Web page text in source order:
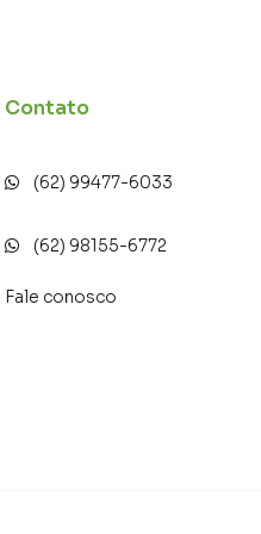
Contato
(62) 99477-6033
(62) 98155-6772
Fale conosco